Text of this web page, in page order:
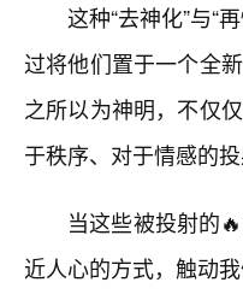
这种“去神化”与“
过将他们置于一个全
之所以为神明，不仅
于秩序、对于情感的投
当这些被投射的
近人心的方式，触动我